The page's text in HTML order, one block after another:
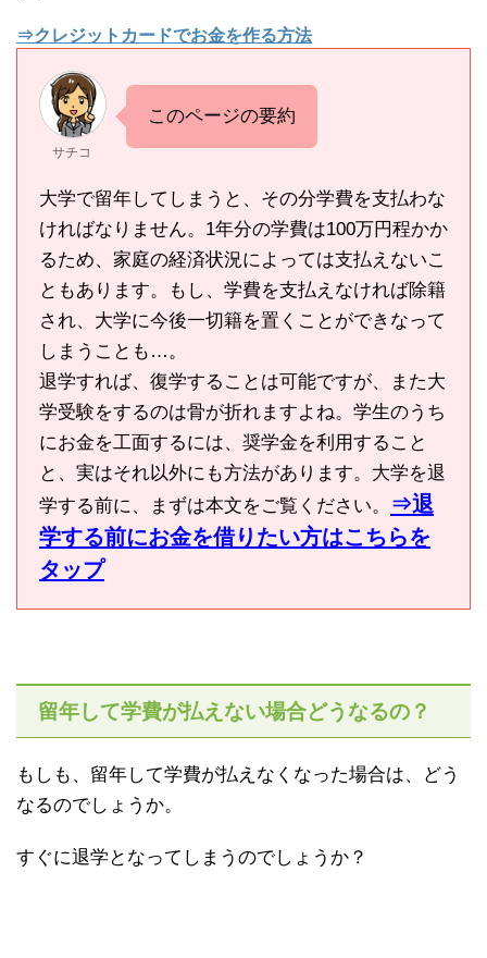
⇒クレジットカードでお金を作る方法
サチコ
このページの要約
大学で留年してしまうと、その分学費を支払わな
ければなりません。1年分の学費は100万円程かか
るため、家庭の経済状況によっては支払えないこ
ともあります。もし、学費を支払えなければ除籍
され、大学に今後一切籍を置くことができなって
しまうことも…。
退学すれば、復学することは可能ですが、また大
学受験をするのは骨が折れますよね。学生のうち
にお金を工面するには、奨学金を利用すること
と、実はそれ以外にも方法があります。大学を退
学する前に、まずは本文をご覧ください。
⇒退
学する前にお金を借りたい方はこちらを
タップ
留年して学費が払えない場合どうなるの？
もしも、留年して学費が払えなくなった場合は、どう
なるのでしょうか。
すぐに退学となってしまうのでしょうか？